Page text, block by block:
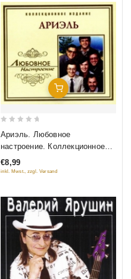
Добавить В Корзину
out
5
Ариэль. Любовное
настроение. Коллекционное
издание
€8,99
inkl. Mwst., zzgl. Versand